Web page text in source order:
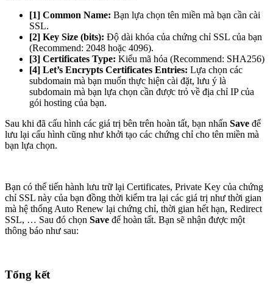
[1] Common Name: Bạn lựa chọn tên miền mà bạn cần cài
SSL.
[2] Key Size (bits): Độ dài khóa của chứng chỉ SSL của bạn
(Recommend: 2048 hoặc 4096).
[3] Certificates Type: Kiểu mã hóa (Recommend: SHA256)
[4] Let’s Encrypts Certificates Entries: Lựa chọn các
subdomain mà bạn muốn thực hiện cài đặt, lưu ý là
subdomain mà bạn lựa chọn cần được trỏ về địa chỉ IP của
gói hosting của bạn.
Sau khi đã cấu hình các giá trị bên trên hoàn tất, bạn nhấn Save để
lưu lại cấu hình cũng như khởi tạo các chứng chỉ cho tên miền mà
bạn lựa chọn.
Bạn có thể tiến hành lưu trữ lại Certificates, Private Key của chứng
chỉ SSL này của bạn đồng thời kiểm tra lại các giá trị như thời gian
mà hệ thống Auto Renew lại chứng chỉ, thời gian hết hạn, Redirect
SSL, … Sau đó chọn Save để hoàn tất. Bạn sẽ nhận được một
thông báo như sau:
Tổng kết